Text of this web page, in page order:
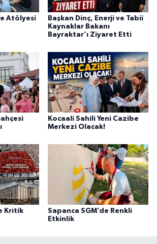
Atölyesi
Başkan Dinç, Enerji ve Tabii
Kaynaklar Bakanı
Bayraktar’ı Ziyaret Etti
Kocaali Sahili Yeni Cazibe
Merkezi Olacak!
Kritik
Sapanca SGM’de Renkli
Etkinlik